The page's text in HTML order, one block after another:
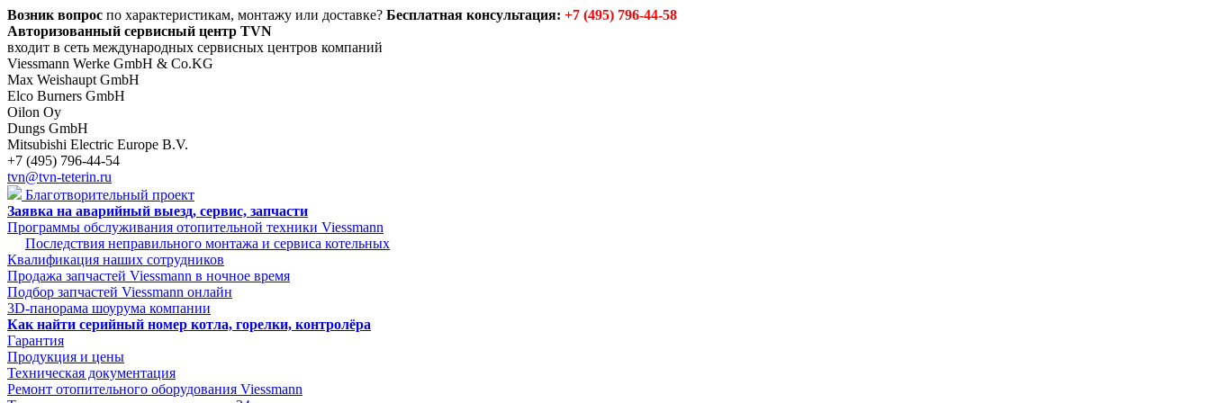
Возник вопрос по характеристикам, монтажу или доставке? Бесплатная консультация: +7 (495) 796-44-58
Авторизованный сервисный центр TVN
входит в сеть международных сервисных центров компаний
Viessmann Werke GmbH & Co.KG
Max Weishaupt GmbH
Elco Burners GmbH
Oilon Oy
Dungs GmbH
Mitsubishi Electric Europe B.V.
+7 (495) 796-44-54
tvn@tvn-teterin.ru
Благотворительный проект
Заявка на аварийный выезд, сервис, запчасти
Программы обслуживания отопительной техники Viessmann
Последствия неправильного монтажа и сервиса котельных
Квалификация наших сотрудников
Продажа запчастей Viessmann в ночное время
Подбор запчастей Viessmann онлайн
3D-панорама шоурума компании
Как найти серийный номер котла, горелки, контролёра
Гарантия
Продукция и цены
Техническая документация
Ремонт отопительного оборудования Viessmann